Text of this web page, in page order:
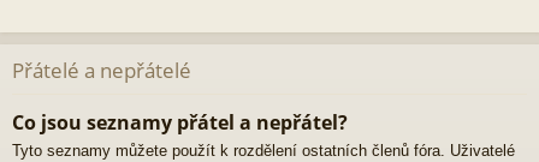
Přátelé a nepřátelé
Co jsou seznamy přátel a nepřátel?
Tyto seznamy můžete použít k rozdělení ostatních členů fóra. Uživatelé